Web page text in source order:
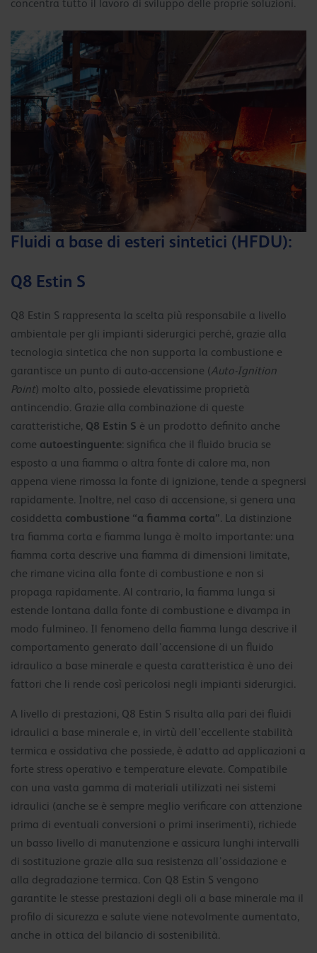
concentra tutto il lavoro di sviluppo delle proprie soluzioni.
Fluidi a base di esteri sintetici (HFDU):
Q8 Estin S
Q8 Estin S rappresenta la scelta più responsabile a livello
ambientale per gli impianti siderurgici perché, grazie alla
tecnologia sintetica che non supporta la combustione e
garantisce un punto di auto-accensione (Auto-Ignition
Point) molto alto, possiede elevatissime proprietà
antincendio. Grazie alla combinazione di queste
caratteristiche, Q8 Estin S è un prodotto definito anche
come autoestinguente: significa che il fluido brucia se
esposto a una fiamma o altra fonte di calore ma, non
appena viene rimossa la fonte di ignizione, tende a spegnersi
rapidamente. Inoltre, nel caso di accensione, si genera una
cosiddetta combustione “a fiamma corta”. La distinzione
tra fiamma corta e fiamma lunga è molto importante: una
fiamma corta descrive una fiamma di dimensioni limitate,
che rimane vicina alla fonte di combustione e non si
propaga rapidamente. Al contrario, la fiamma lunga si
estende lontana dalla fonte di combustione e divampa in
modo fulmineo. Il fenomeno della fiamma lunga descrive il
comportamento generato dall’accensione di un fluido
idraulico a base minerale e questa caratteristica è uno dei
fattori che li rende così pericolosi negli impianti siderurgici.
A livello di prestazioni, Q8 Estin S risulta alla pari dei fluidi
idraulici a base minerale e, in virtù dell’eccellente stabilità
termica e ossidativa che possiede, è adatto ad applicazioni a
forte stress operativo e temperature elevate. Compatibile
con una vasta gamma di materiali utilizzati nei sistemi
idraulici (anche se è sempre meglio verificare con attenzione
prima di eventuali conversioni o primi inserimenti), richiede
un basso livello di manutenzione e assicura lunghi intervalli
di sostituzione grazie alla sua resistenza all’ossidazione e
alla degradazione termica. Con Q8 Estin S vengono
garantite le stesse prestazioni degli oli a base minerale ma il
profilo di sicurezza e salute viene notevolmente aumentato,
anche in ottica del bilancio di sostenibilità.